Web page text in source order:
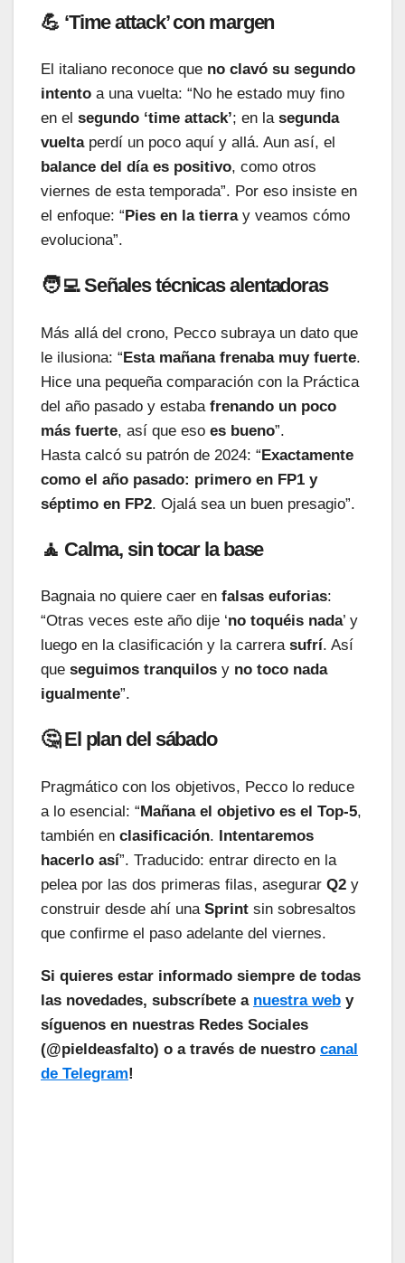
💪 ‘Time attack’ con margen
El italiano reconoce que no clavó su segundo
intento a una vuelta: “No he estado muy fino
en el segundo ‘time attack’; en la segunda
vueltaperdí un poco aquí y allá. Aun así, el
balance del día es positivo, como otros
viernes de esta temporada”. Por eso insiste en
el enfoque: “ Pies en la tierray veamos cómo
evoluciona”.
🧑‍💻 Señales técnicas alentadoras
Más allá del crono, Pecco subraya un dato que
le ilusiona: “Esta mañana frenaba muy fuerte.
Hice una pequeña comparación con la Práctica
del año pasado y estaba frenando un poco
más fuerte, así que eso es bueno”.
Hasta calcó su patrón de 2024: “Exactamente
como el año pasado: primero en FP1 y
séptimo en FP2. Ojalá sea un buen presagio”.
🧘 Calma, sin tocar la base
Bagnaia no quiere caer en falsas euforias:
“Otras veces este año dije ‘no toquéis nada’ y
luego en la clasificación y la carrera sufrí. Así
que seguimos tranquilos y no toco nada
igualmente”.
🤔 El plan del sábado
Pragmático con los objetivos, Pecco lo reduce
a lo esencial: “Mañana el objetivo es el Top-5,
también en clasificación. Intentaremos
hacerlo así”. Traducido: entrar directo en la
pelea por las dos primeras filas, asegurar Q2 y
construir desde ahí una Sprint sin sobresaltos
que confirme el paso adelante del viernes.
Si quieres estar informado siempre de todas
las novedades, subscríbete a nuestra web y
síguenos en nuestras Redes Sociales
(@pieldeasfalto) o a través de nuestro canal
de Telegram!